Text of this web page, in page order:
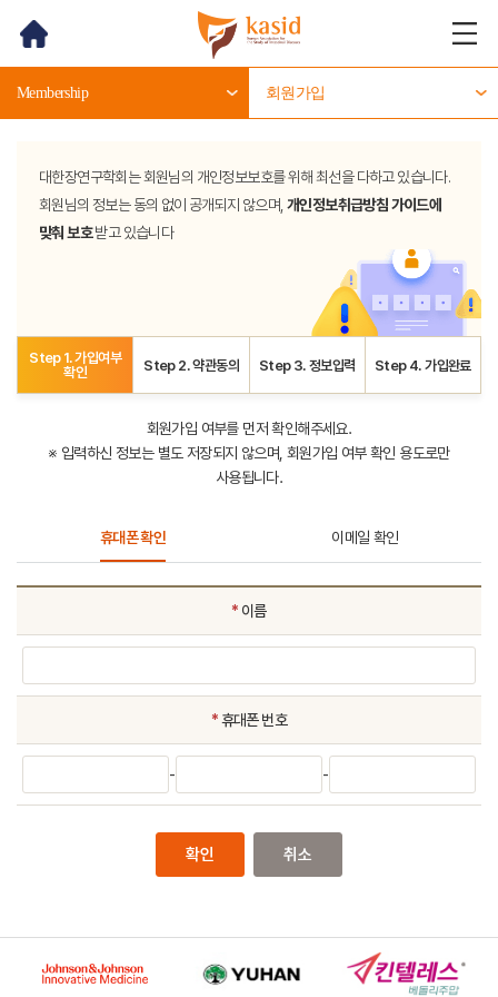
메뉴
열기
Membership 회원가입
대한장연구학회는 회원님의 개인정보보호를 위해 최선을 다하고 있습니다.
회원님의 정보는 동의 없이 공개되지 않으며, 개인정보취급방침 가이드에
맞춰 보호받고 있습니다
Step 1. 가입여부
확인
Step 2. 약관동의 Step 3. 정보입력 Step 4. 가입완료
회원가입 여부를 먼저 확인해주세요.
※ 입력하신 정보는 별도 저장되지 않으며, 회원가입 여부 확인 용도로만
사용됩니다.
휴대폰 확인 이메일 확인
* 이름
*휴대폰 번호
- -
확인 취소